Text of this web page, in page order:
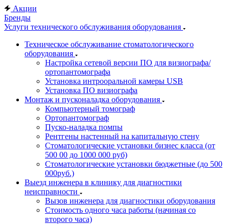
Акции
Бренды
Услуги технического обслуживания оборудования
Техническое обслуживание стоматологического
оборудования
Настройка сетевой версии ПО для визиографа/
ортопантомографа
Установка интрооральной камеры USB
Установка ПО визиографа
Монтаж и пусконаладка оборудования
Компьютерный томограф
Ортопантомограф
Пуско-наладка помпы
Рентгены настенный на капитальную стену
Стоматологические установки бизнес класса (от
500 00 до 1000 000 руб)
Стоматологические установки бюджетные (до 500
000руб.)
Выезд инженера в клинику для диагностики
неисправности
Вызов инженера для диагностики оборудования
Стоимость одного часа работы (начиная со
второго часа)